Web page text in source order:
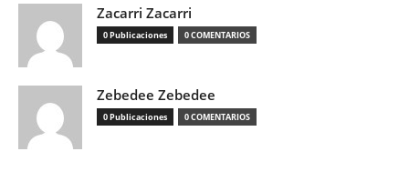
Zacarri Zacarri
0 Publicaciones 0 COMENTARIOS
Zebedee Zebedee
0 Publicaciones 0 COMENTARIOS